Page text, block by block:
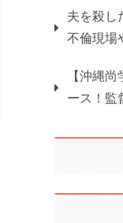
夫を殺し
不倫現場
【沖縄
ース！監